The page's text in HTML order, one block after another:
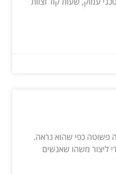
פשוטה כפי שהוא נראה.
ליצור משהו שאנשים